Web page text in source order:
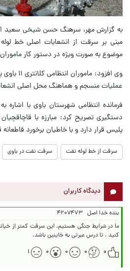
به گزارش مهر، سرهنگ حسن شیخی سعید
مبنی بر سرقت از انشعابات اصلی خط
موضوع به‌ صورت ویژه در دستور کار
وی افزود:
عملیات منسجم و هماهنگ محل اصلی
فرمانده انتظامی شهرستان باوی با
دستگیری تصریح کرد: مبارزه با
پلیس قرار دارد و با خاطیان برخورد
سرقت از خط لوله نفت سرقت نفت در باوی
دیدگاه کاربران
بنده خدا اصل ۴۲۰۷۴۷۳
ما در شرایط جنگی هستیم. این سرقت کمتر از
کنید . تا درس عبرتی به خاینین باشد.
۰
۰ ۰ ۰ ۱